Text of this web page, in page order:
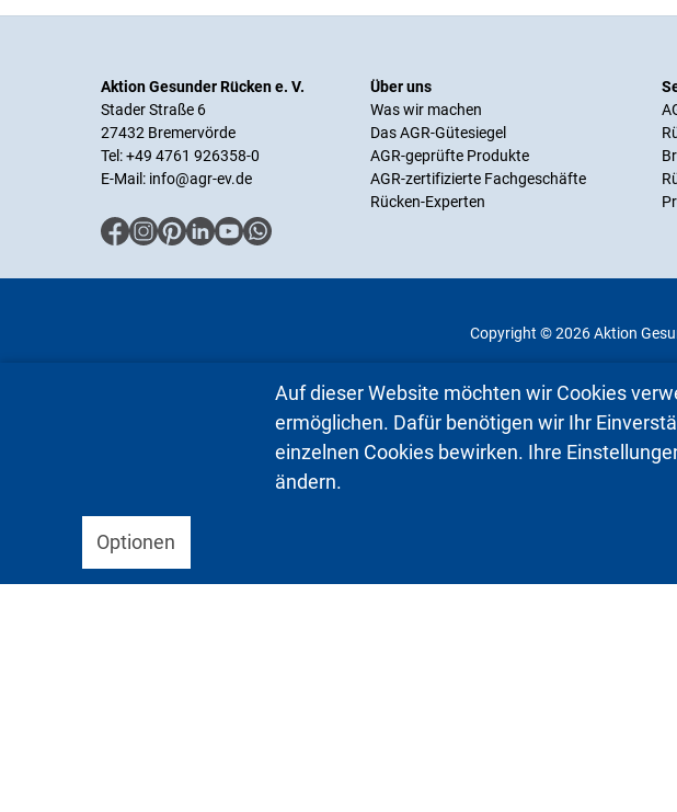
Aktion Gesunder Rücken e. V.
Stader Straße 6
27432 Bremervörde
Tel: +49 4761 926358-0
E-Mail: info@agr-ev.de
Über uns
Was wir machen
Das AGR-Gütesiegel
AGR-geprüfte Produkte
AGR-zertifizierte Fachgeschäfte
Rücken-Experten
Copyright © 2026 Aktion
Auf dieser Website möchten wir Cookies
ermöglichen. Dafür benötigen wir Ihr
einzelnen Cookies bewirken. Ihre
ändern.
Optionen